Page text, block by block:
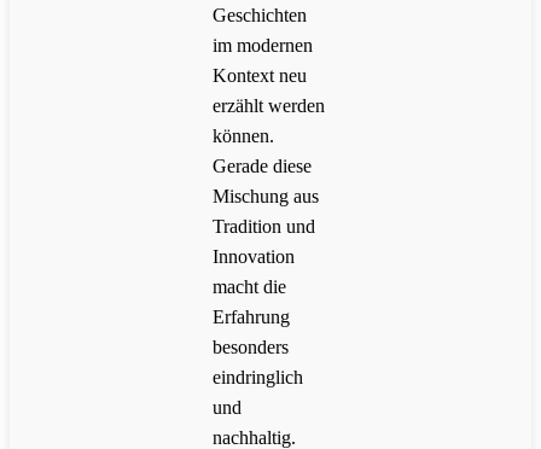
Geschichten
im modernen
Kontext neu
erzählt werden
können.
Gerade diese
Mischung aus
Tradition und
Innovation
macht die
Erfahrung
besonders
eindringlich
und
nachhaltig.